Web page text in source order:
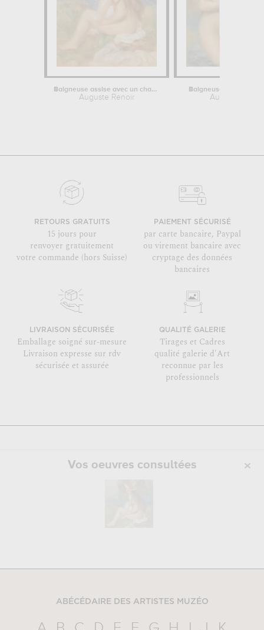
Baigneuse assise avec un chapeau de...
Auguste Renoir
Baigneuse aux
Auguste
RETOURS GRATUITS
15 jours pour
renvoyer gratuitement
votre commande (hors Suisse)
PAIEMENT SÉCURISÉ
par carte bancaire, Paypal
ou virement bancaire avec
cryptage des données
bancaires
LIVRAISON SÉCURISÉE
Emballage soigné sur-mesure
Livraison expresse sur rdv
sécurisée et assurée
QUALITÉ GALERIE
Tirages et Cadres
qualité galerie d'Art
reconnue par les
professionnels
Vos oeuvres consultées
ABÉCÉDAIRE DES ARTISTES MUZÉO